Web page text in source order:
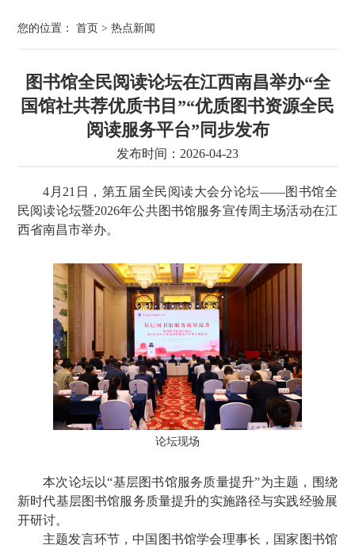
您的位置： 首页 > 热点新闻
图书馆全民阅读论坛在江西南昌举办“全
国馆社共荐优质书目”“优质图书资源全民
阅读服务平台”同步发布
发布时间：2026-04-23
4月21日，第五届全民阅读大会分论坛——图书馆全
民阅读论坛暨2026年公共图书馆服务宣传周主场活动在江
西省南昌市举办。
论坛现场
本次论坛以“基层图书馆服务质量提升”为主题，围绕
新时代基层图书馆服务质量提升的实施路径与实践经验展
开研讨。
主题发言环节，中国图书馆学会理事长，国家图书馆